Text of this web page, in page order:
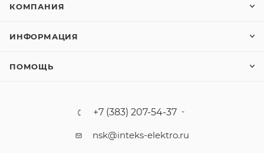
КОМПАНИЯ
ИНФОРМАЦИЯ
ПОМОЩЬ
+7 (383) 207-54-37
nsk@inteks-elektro.ru